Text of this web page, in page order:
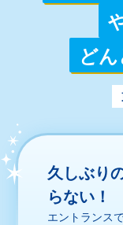
ど
久しぶり
らない！
エントランス